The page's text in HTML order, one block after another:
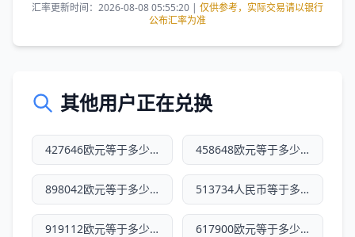
汇率更新时间：2026-08-08 05:55:20 | 仅供参考，实际交易请以银行
公布汇率为准
其他用户正在兑换
427646欧元等于多少人民币 458648欧元等于多少人民币
898042欧元等于多少人民币 513734人民币等于多少欧元
919112欧元等于多少人民币 617900欧元等于多少人民币